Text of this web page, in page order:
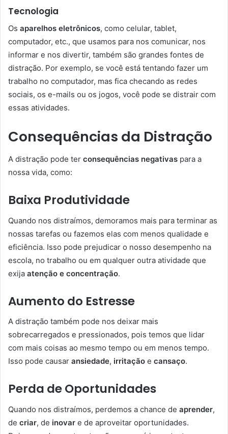
Tecnologia
Os aparelhos eletrônicos, como celular, tablet,
computador, etc., que usamos para nos comunicar, nos
informar e nos divertir, também são grandes fontes de
distração. Por exemplo, se você está tentando fazer um
trabalho no computador, mas fica checando as redes
sociais, os e-mails ou os jogos, você pode se distrair com
essas atividades.
Consequências da Distração
A distração pode ter consequências negativas para a
nossa vida, como:
Baixa Produtividade
Quando nos distraímos, demoramos mais para terminar as
nossas tarefas ou fazemos elas com menos qualidade e
eficiência. Isso pode prejudicar o nosso desempenho na
escola, no trabalho ou em qualquer outra atividade que
exija atenção e concentração.
Aumento do Estresse
A distração também pode nos deixar mais
sobrecarregados e pressionados, pois temos que lidar
com mais coisas ao mesmo tempo ou em menos tempo.
Isso pode causar ansiedade, irritação e cansaço.
Perda de Oportunidades
Quando nos distraímos, perdemos a chance de aprender,
de criar, de inovar e de aproveitar oportunidades.